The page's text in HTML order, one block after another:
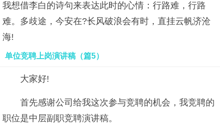
我想借李白的诗句来表达此时的心情：行路难，行路
难。多歧途，今安在?长风破浪会有时，直挂云帆济沧
海!
单位竞聘上岗演讲稿（篇5）
大家好!
首先感谢公司给我这次参与竞聘的机会，我竞聘的
职位是中层副职竞聘演讲稿。